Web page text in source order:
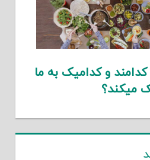
کدامند و کدامیک به ما
میکند؟